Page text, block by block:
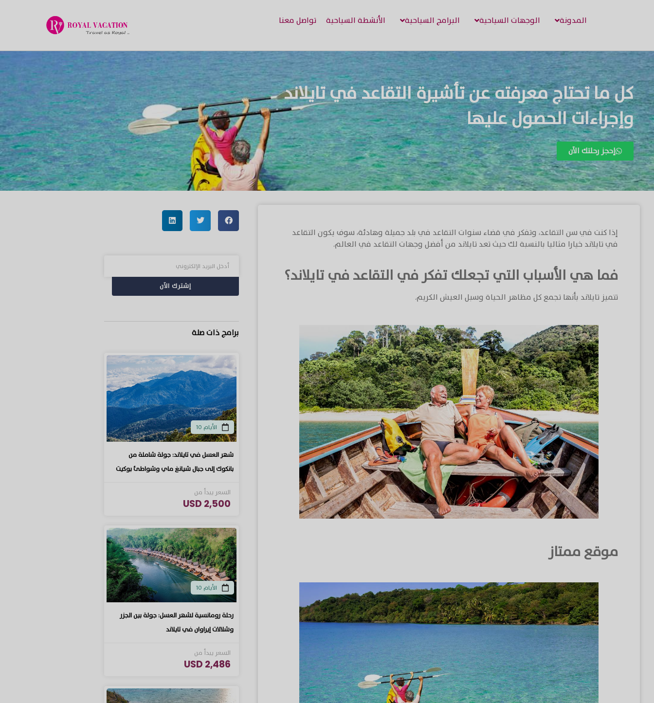
المدونة الوجهات السياحية البرامج السياحية الأنشطة السياحية تواصل معنا
كل ما تحتاج معرفته عن تأشيرة التقاعد في تايلاند
وإجراءات الحصول عليها
إحجز رحلتك الآن
إذا كنت في سن التقاعد، وتفكر في قضاء سنوات التقاعد في بلد جميلة وهادئة، سوف يكون التقاعد
في تايلاند خيارا مثاليا بالنسبة لك حيث تعد تايلاند من أفضل وجهات التقاعد في العالم.
فما هي الأسباب التي تجعلك تفكر في التقاعد في تايلاند؟
تتميز تايلاند بأنها تجمع كل مظاهر الحياة وسبل العيش الكريم.
موقع ممتاز
إشترك الآن
برامج ذات صلة
الأيام 10
شهر العسل في تايلاند: جولة شاملة من
بانكوك إلى جبال شيانغ ماي وشواطئ بوكيت
السعر يبدأ من
2,500 USD
الأيام 10
رحلة رومانسية لشهر العسل: جولة بين الجزر
وشلالات إيراوان في تايلاند
السعر يبدأ من
2,486 USD